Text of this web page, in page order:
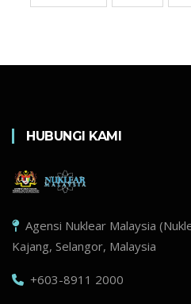
HUBUNGI KAMI
Agensi Nuklear Malaysia
Kajang, Selangor, Malaysia
+603-8911 2000